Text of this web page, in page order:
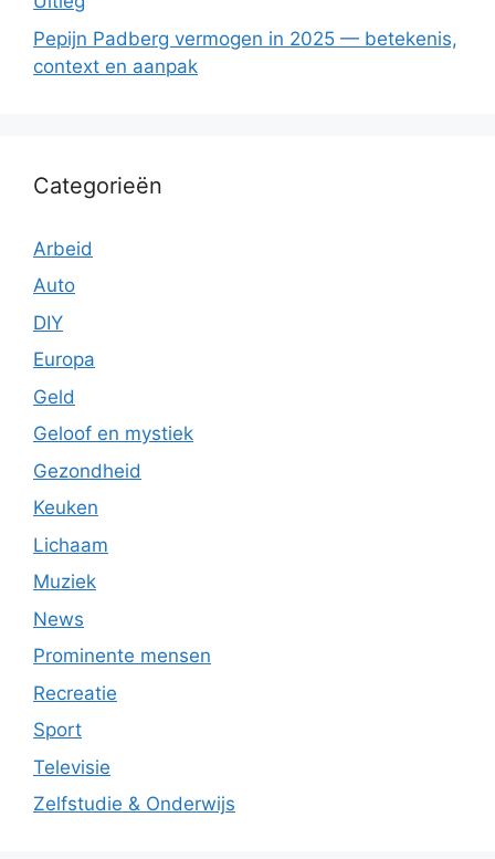
Pepijn Padberg vermogen in 2025 — betekenis,
context en aanpak
Categorieën
Arbeid
Auto
DIY
Europa
Geld
Geloof en mystiek
Gezondheid
Keuken
Lichaam
Muziek
News
Prominente mensen
Recreatie
Sport
Televisie
Zelfstudie & Onderwijs